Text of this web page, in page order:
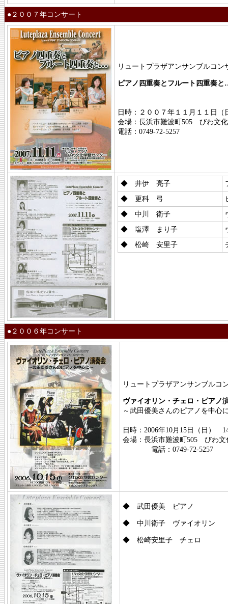
●２００７年コンサート
リュートプラザアンサンブルコン
ピアノ四重奏とフルート四重奏
日時：２００７年１１月１１日
会場：長浜市難波町505 びわ文
電話：0749-72-5257
◆ 井伊 亮子
◆ 更科 弓
◆ 中川 衛子
◆ 塩澤 まり子
◆ 松崎 安里子
●２００６年コンサート
リュートプラザアンサンブルコ
ヴァイオリン・チェロ・ピアノ
～武田優美さんのピアノを中心
日時：2006年10月15日（日）
会場：長浜市難波町505 びわ文
電話：0749-72-5257
◆ 武田優美 ピアノ
◆ 中川衛子 ヴァイオリン
◆ 松崎安里子 チェロ